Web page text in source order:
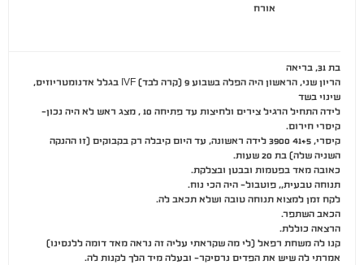
אורח
בת 31, בריאה
הריון שני, הראשון היה הפלה בשבוע 9 (קרה לבד) IVF בגלל אדנומטריוזיס,
שינוי בשד
לידה התחיל הרגיל צירים ולחיצות עד פתיחה 10 , מצג ראש לא היה נכון-
קיסרי חירום.
קיסרי, 41+5 3900 לידה ראשונה, עד היום קיבלה רק בקבוקים (זו ההנקה
השניה שלה) בת 20 שעות.
כאובה מאד בפטמות ובבטן ובצלקת.
תנוחה טבעית,, פוטבול- היה הכי נוח.
לקח זמן למצוא תנוחה טובה ושלא תכאב לה.
הכאב השתפר.
הרצאה כוללת.
קנו לה משחת רפאל (לי מה שקראתי עליה זה נראה מאד דומה ללנסינו)
אמרתי לה שיש את הפדים נרסיקר- ובעלה מיד הלך לקנות לה.